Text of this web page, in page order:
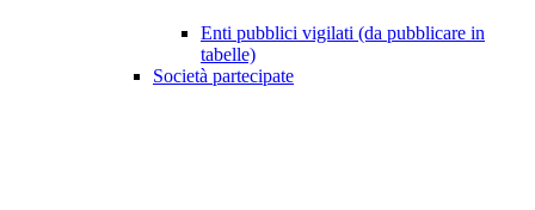
Enti pubblici vigilati (da pubblicare in
tabelle)
Società partecipate